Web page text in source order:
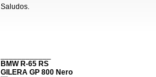
Saludos.
BMW R-65 RS
GILERA GP 800 Nero